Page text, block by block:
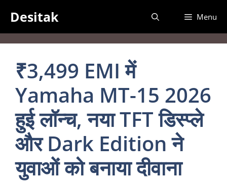
content
Desitak Menu
₹3,499 EMI में
Yamaha MT-15 2026
हुई लॉन्च, नया TFT डिस्प्ले
और Dark Edition ने
युवाओं को बनाया दीवाना